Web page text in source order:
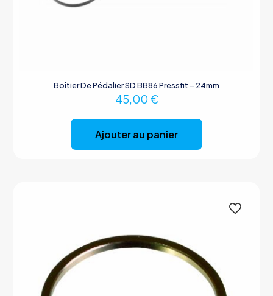
Boîtier De Pédalier SD BB86 Pressfit – 24mm
45,00 €
Ajouter au panier